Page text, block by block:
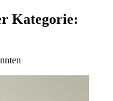
Kategorie: